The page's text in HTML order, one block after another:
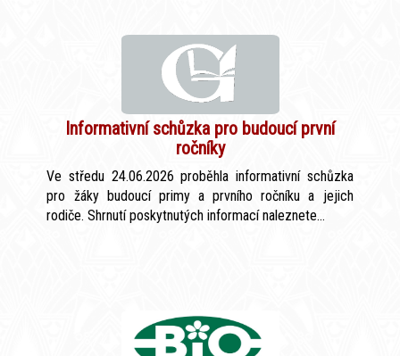
Informativní schůzka pro budoucí první
ročníky
Ve středu 24.06.2026 proběhla informativní schůzka
pro žáky budoucí primy a prvního ročníku a jejich
rodiče. Shrnutí poskytnutých informací naleznete...